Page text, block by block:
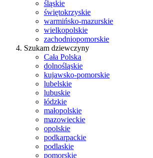
śląskie
świętokrzyskie
warmińsko-mazurskie
wielkopolskie
zachodniopomorskie
Szukam dziewczyny
Cała Polska
dolnośląskie
kujawsko-pomorskie
lubelskie
lubuskie
łódzkie
małopolskie
mazowieckie
opolskie
podkarpackie
podlaskie
pomorskie